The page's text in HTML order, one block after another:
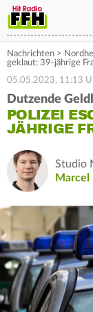
Nachrichten >
geklaut: 39-jährige
05.05.2023, 11:13
Dutzende
POLIZEI
JÄHRIGE
Studio
Marcel